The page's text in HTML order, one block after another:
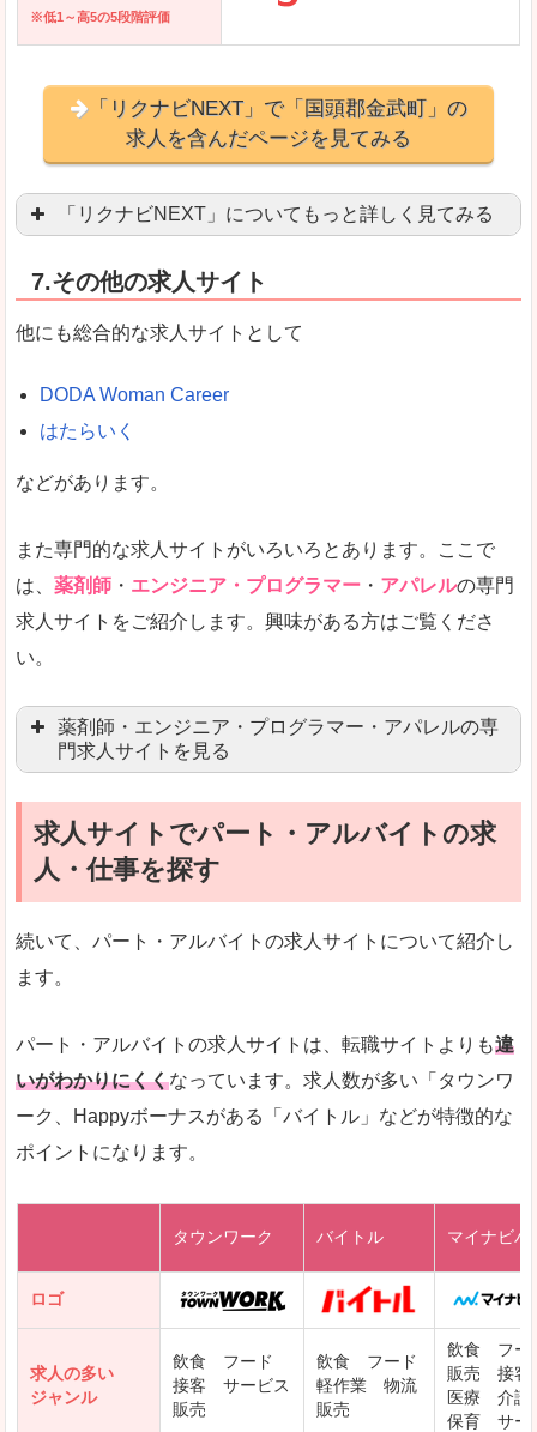
※低1～高5の5段階評価
「リクナビNEXT」で「国頭郡金武町」の
求人を含んだページを見てみる
「リクナビNEXT」についてもっと詳しく見てみる
良いところ
悪いところ
未経験 未経験の求人もあります
営業職を探している方にとっては、有利なサイト
検索人気キーワードの上位が「40代」「50代」
使いやすさ
文字が大きくて見やすいです。
求人を含んだページを見てみる
7.その他の求人サイト
他にも総合的な求人サイトとして
DODA Woman Career
はたらいく
などがあります。
また専門的な求人サイトがいろいろとあります。ここで
は、 薬剤師 ・ エンジニア・プログラマー ・ アパレルの専門
求人サイトをご紹介します。興味がある方はご覧くださ
い。
薬剤師・エンジニア・プログラマー・アパレルの専
門求人サイトを見る
マイナビ薬剤師
リクナビ薬剤師
ファルマスタッフ
薬キャリ(エムスリー)
ファーマキャリア
レバテックキャリア
DODAエンジニア IT
求人サイトでパート・アルバイトの求
人・仕事を探す
続いて、パート・アルバイトの求人サイトについて紹介し
ます。
パート・アルバイトの求人サイトは、転職サイトよりも違
いがわかりにくくなっています。求人数が多い「タウンワ
ーク、Happyボーナスがある「バイトル」などが特徴的な
ポイントになります。
タウンワーク バイトル マイナビバ
ロゴ
求人の多い
ジャンル
飲食 フード
接客 サービス
販売
飲食 フード
軽作業 物流
販売
飲食 フー
販売 接客
医療 介護
保育 サー